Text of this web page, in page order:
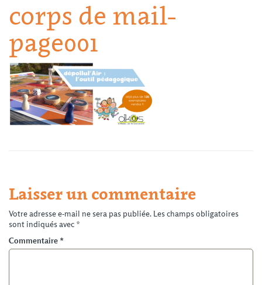
corps de mail-
page001
Laisser un commentaire
Votre adresse e-mail ne sera pas publiée. Les champs obligatoires
sont indiqués avec *
Commentaire *